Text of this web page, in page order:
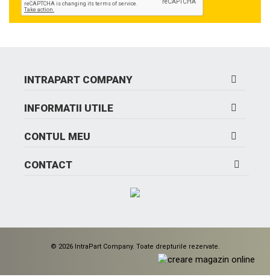
INTRAPART COMPANY
INFORMATII UTILE
CONTUL MEU
CONTACT
© 2026 IntraPart Company. Toate drepturile rezervate.